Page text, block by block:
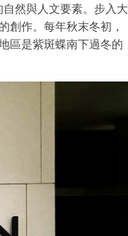
然與人文要素。步入大
創作。每年秋末冬初，
區是紫斑蝶南下過冬的